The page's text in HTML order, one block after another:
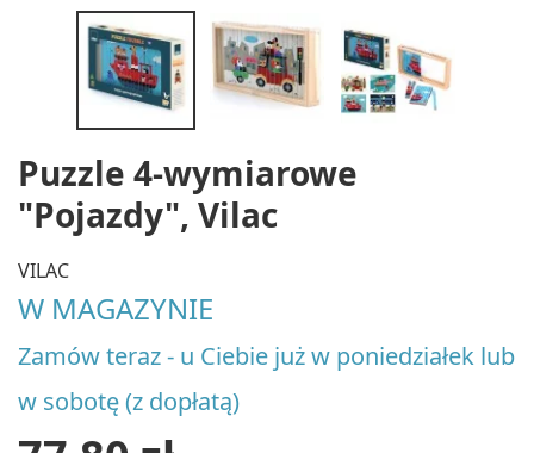
Puzzle 4-wymiarowe
"Pojazdy", Vilac
VILAC
W MAGAZYNIE
Zamów teraz - u Ciebie już w poniedziałek lub
w sobotę (z dopłatą)